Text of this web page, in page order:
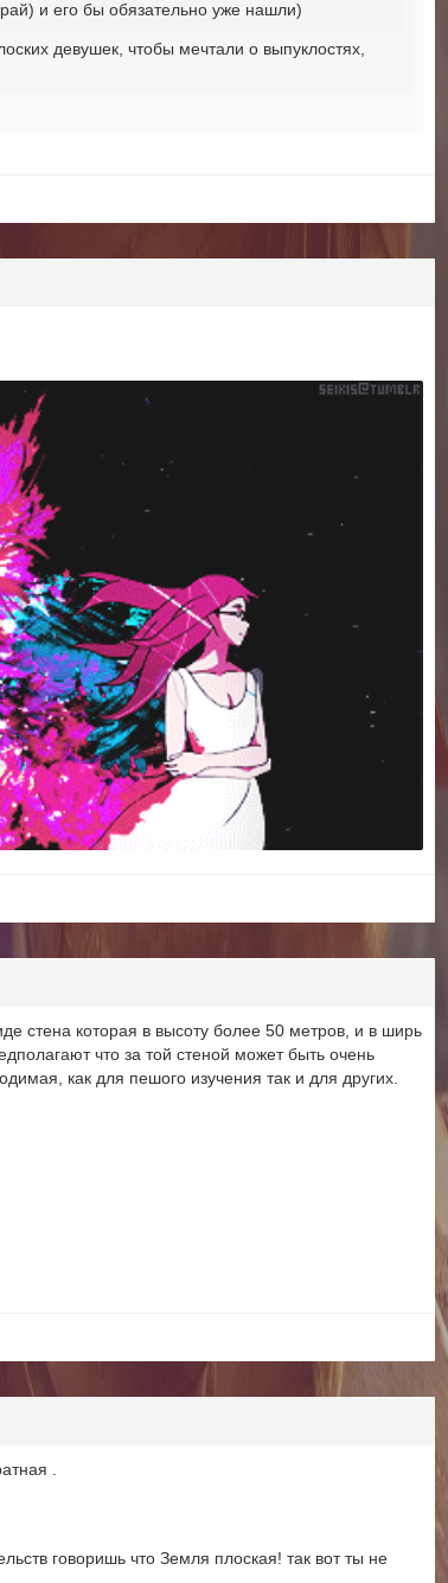
и его бы обязательно уже нашли)
девушек, чтобы мечтали о выпуклостях,
стена которая в высоту более 50 метров, и в ширь
что за той стеной может быть очень
как для пешого изучения так и для других.
.
говоришь что Земля плоская! так вот ты не